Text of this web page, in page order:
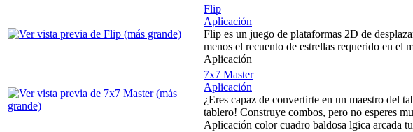
Flip
Aplicación
Flip es un juego de plataformas 2D de
menos el recuento de estrellas requerido en el
Aplicación
7x7 Master
Aplicación
¿Eres capaz de convertirte en un maestro del
tablero! Construye combos, pero no esperes
Aplicación color cuadro baldosa lgica arcada